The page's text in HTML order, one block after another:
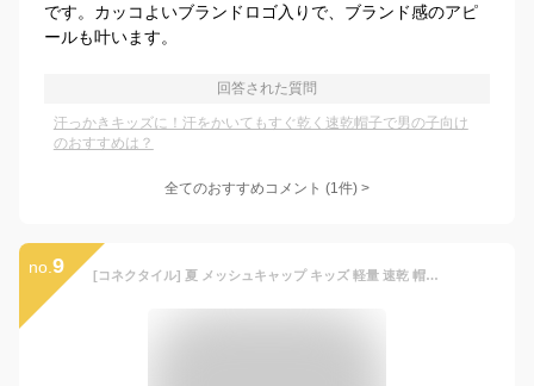
です。カッコよいブランドロゴ入りで、ブランド感のアピ
ールも叶います。
回答された質問
汗っかきキッズに！汗をかいてもすぐ乾く速乾帽子で男の子向け
のおすすめは？
全てのおすすめコメント (1件) >
no. 9 [コネクタイル] 夏 メッシュキャップ キッズ 軽量 速乾 帽子 子供 男の子 女の子 UVカット キャップ 調整可能 グレー